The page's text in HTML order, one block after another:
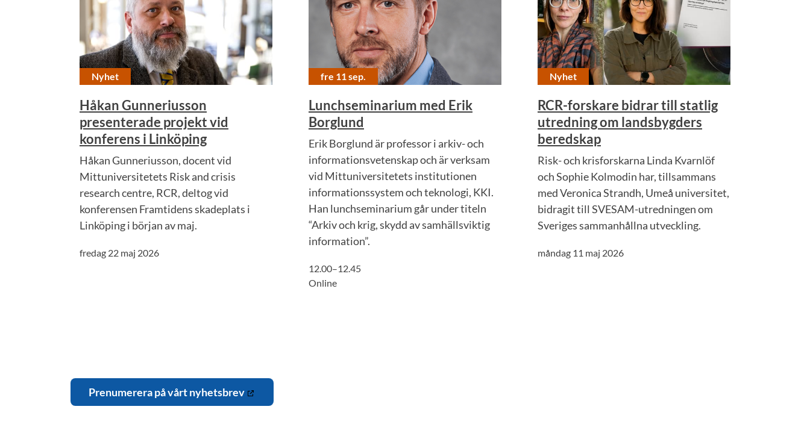
Nyhet
Håkan Gunneriusson
presenterade projekt vid
konferens i Linköping
Håkan Gunneriusson, docent vid
Mittuniversitetets Risk and crisis
research centre, RCR, deltog vid
konferensen Framtidens skadeplats i
Linköping i början av maj.
fredag 22 maj 2026
fre 11 sep.
Lunchseminarium med Erik
Borglund
Erik Borglund är professor i arkiv- och
informationsvetenskap och är verksam
vid Mittuniversitetets institutionen
informationssystem och teknologi, KKI.
Han lunchseminarium går under titeln
“Arkiv och krig, skydd av samhällsviktig
information”.
12.00–12.45
Online
Nyhet
RCR-forskare bidrar till statlig
utredning om landsbygders
beredskap
Risk- och krisforskarna Linda Kvarnlöf
och Sophie Kolmodin har, tillsammans
med Veronica Strandh, Umeå universitet,
bidragit till SVESAM-utredningen om
Sveriges sammanhållna utveckling.
måndag 11 maj 2026
Prenumerera på vårt nyhetsbrev